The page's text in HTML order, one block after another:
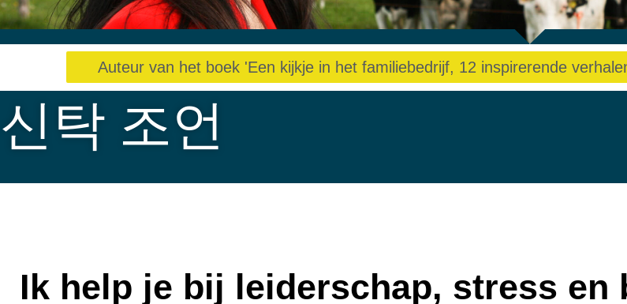
Auteur van het boek 'Een kijkje in het familiebedrijf, 12 inspirerende
신탁 조언
Ik help je bij leiderschap, stress en